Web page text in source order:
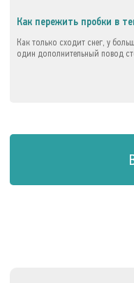
Как пережить пробки в
Как только сходит снег, у
один дополнительный повод